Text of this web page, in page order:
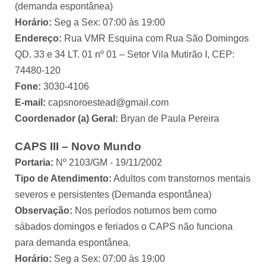
(demanda espontânea)
Horário: Seg a Sex: 07:00 às 19:00
Endereço: Rua VMR Esquina com Rua São Domingos
QD. 33 e 34 LT. 01 nº 01 – Setor Vila Mutirão I, CEP:
74480-120
Fone: 3030-4106
E-mail: capsnoroestead@gmail.com
Coordenador (a) Geral: Bryan de Paula Pereira
CAPS III – Novo Mundo
Portaria: Nº 2103/GM - 19/11/2002
Tipo de Atendimento: Adultos com transtornos mentais
severos e persistentes (Demanda espontânea)
Observação: Nos períodos noturnos bem como
sábados domingos e feriados o CAPS não funciona
para demanda espontânea.
Horário: Seg a Sex: 07:00 às 19:00